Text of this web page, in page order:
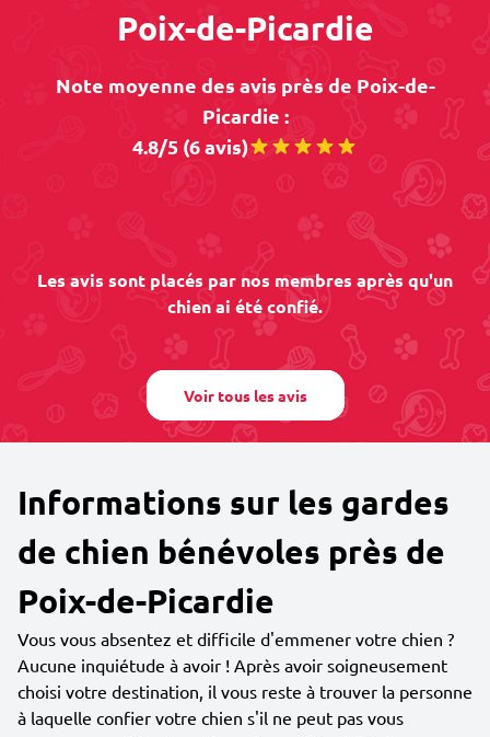
Poix-de-Picardie
Note moyenne des avis près de Poix-de-
Picardie :
4.8/5 (6 avis)
Les avis sont placés par nos membres après qu'un
chien ai été confié.
Voir tous les avis
Informations sur les gardes
de chien bénévoles près de
Poix-de-Picardie
Vous vous absentez et difficile d'emmener votre chien ?
Aucune inquiétude à avoir ! Après avoir soigneusement
choisi votre destination, il vous reste à trouver la personne
à laquelle confier votre chien s'il ne peut pas vous